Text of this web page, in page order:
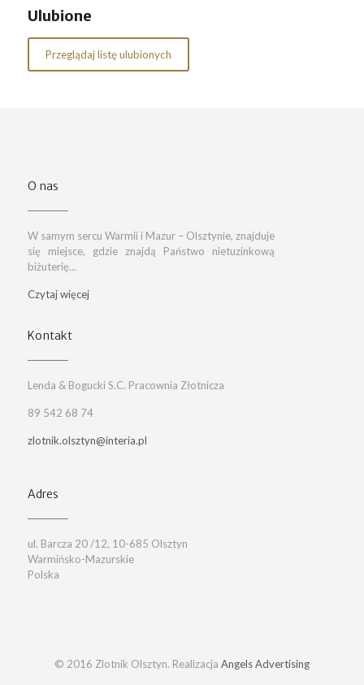
Ulubione
Przeglądaj listę ulubionych
O nas
W samym sercu Warmii i Mazur – Olsztynie, znajduje
się miejsce, gdzie znajdą Państwo nietuzinkową
biżuterię...
Czytaj więcej
Kontakt
Lenda & Bogucki S.C. Pracownia Złotnicza
89 542 68 74
zlotnik.olsztyn@interia.pl
Adres
ul. Barcza 20 /12, 10-685 Olsztyn
Warmińsko-Mazurskie
Polska
© 2016 Zlotnik Olsztyn. Realizacja Angels Advertising